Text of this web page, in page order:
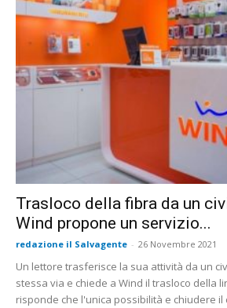
Trasloco della fibra da un
Wind propone un servizio...
redazione il Salvagente - 26 Novembre 2021
Un lettore trasferisce la sua attività da un
stessa via e chiede a Wind il trasloco della
risponde che l'unica possibilità e chiudere